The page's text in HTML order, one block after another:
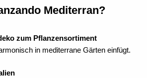
Mediterran?
zum Pflanzensortiment
in mediterrane Gärten einfügt.